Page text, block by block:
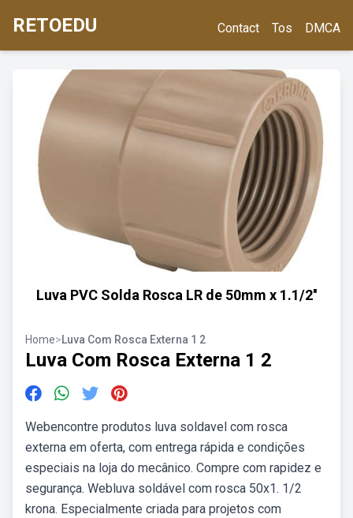
RETOEDU Contact Tos DMCA
Luva PVC Solda Rosca LR de 50mm x 1.1/2''
Home>Luva Com Rosca Externa 1 2
Luva Com Rosca Externa 1 2
Webencontre produtos luva soldavel com rosca
externa em oferta, com entrega rápida e condições
especiais na loja do mecânico. Compre com rapidez e
segurança. Webluva soldável com rosca 50x1. 1/2
krona. Especialmente criada para projetos com